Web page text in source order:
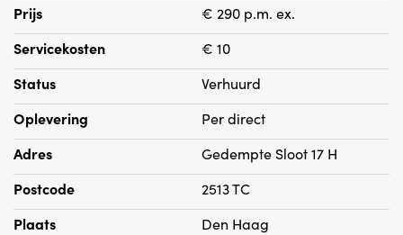
Prijs
€ 290 p.m. ex.
Servicekosten
€ 10
Status
Verhuurd
Oplevering
Per direct
Adres
Gedempte Sloot 17 H
Postcode
2513 TC
Plaats
Den Haag